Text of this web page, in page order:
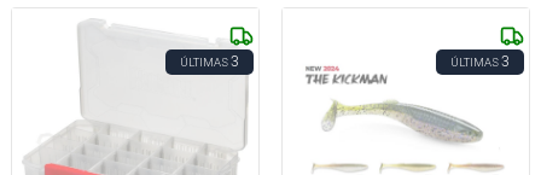
ÚLTIMAS3 ÚLTIMAS3